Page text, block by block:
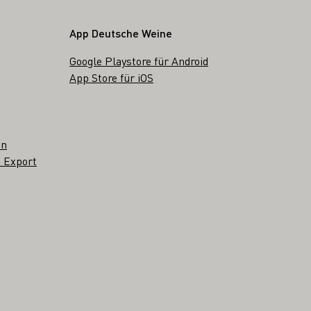
Export
App Deutsche Weine
Google Playstore für Android
App Store für iOS